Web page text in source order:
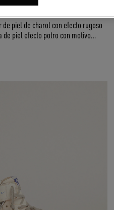
de piel de charol con efecto rugoso
de piel efecto potro con motivo